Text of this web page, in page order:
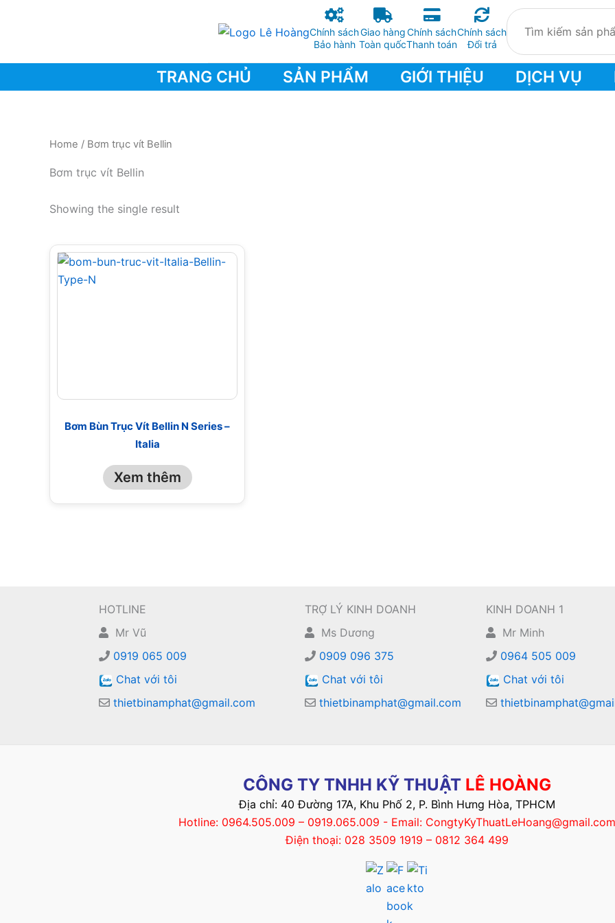
Chính sách
Bảo hành
Giao hàng
Toàn quốc
Chính sách
Thanh toán
Chính sách
Đổi trả
TRANG CHỦ SẢN PHẨM GIỚI THIỆU DỊCH VỤ
Home / Bơm trục vít Bellin
Bơm trục vít Bellin
Showing the single result
Bơm Bùn Trục Vít Bellin N Series –
Italia
Xem thêm
HOTLINE
Mr Vũ
0919 065 009
Chat với tôi
thietbinamphat@gmail.com
TRỢ LÝ KINH DOANH
Ms Dương
0909 096 375
Chat với tôi
thietbinamphat@gmail.com
KINH DOANH 1
Mr Minh
0964 505 009
Chat với tôi
CÔNG TY TNHH KỸ THUẬT LÊ HOÀNG
Địa chỉ: 40 Đường 17A, Khu Phố 2, P. Bình Hưng Hòa, TPHCM
Hotline: 0964.505.009 – 0919.065.009 - Email: CongtyKyThuatLeHoang@gmail.com
Điện thoại: 028 3509 1919 – 0812 364 499